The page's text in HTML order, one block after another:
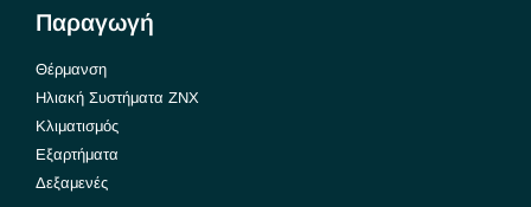
Παραγωγή
Θέρμανση
Ηλιακή Συστήματα ΖΝΧ
Κλιματισμός
Εξαρτήματα
Δεξαμενές